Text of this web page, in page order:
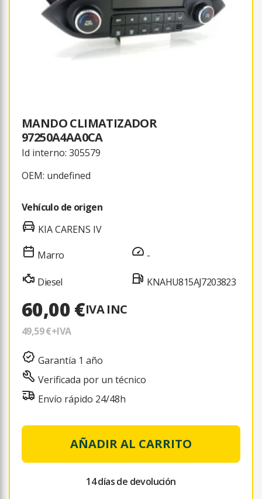
MANDO CLIMATIZADOR
97250A4AA0CA
Id interno: 305579
OEM: undefined
Vehículo de origen
KIA CARENS IV
Marro
Diesel
-
KNAHU815AJ7203823
60,00 €IVA INC
49,59 €+IVA
Garantía 1 año
Verificada por un técnico
Envío rápido 24/48h
AÑADIR AL CARRITO
14 días de devolución